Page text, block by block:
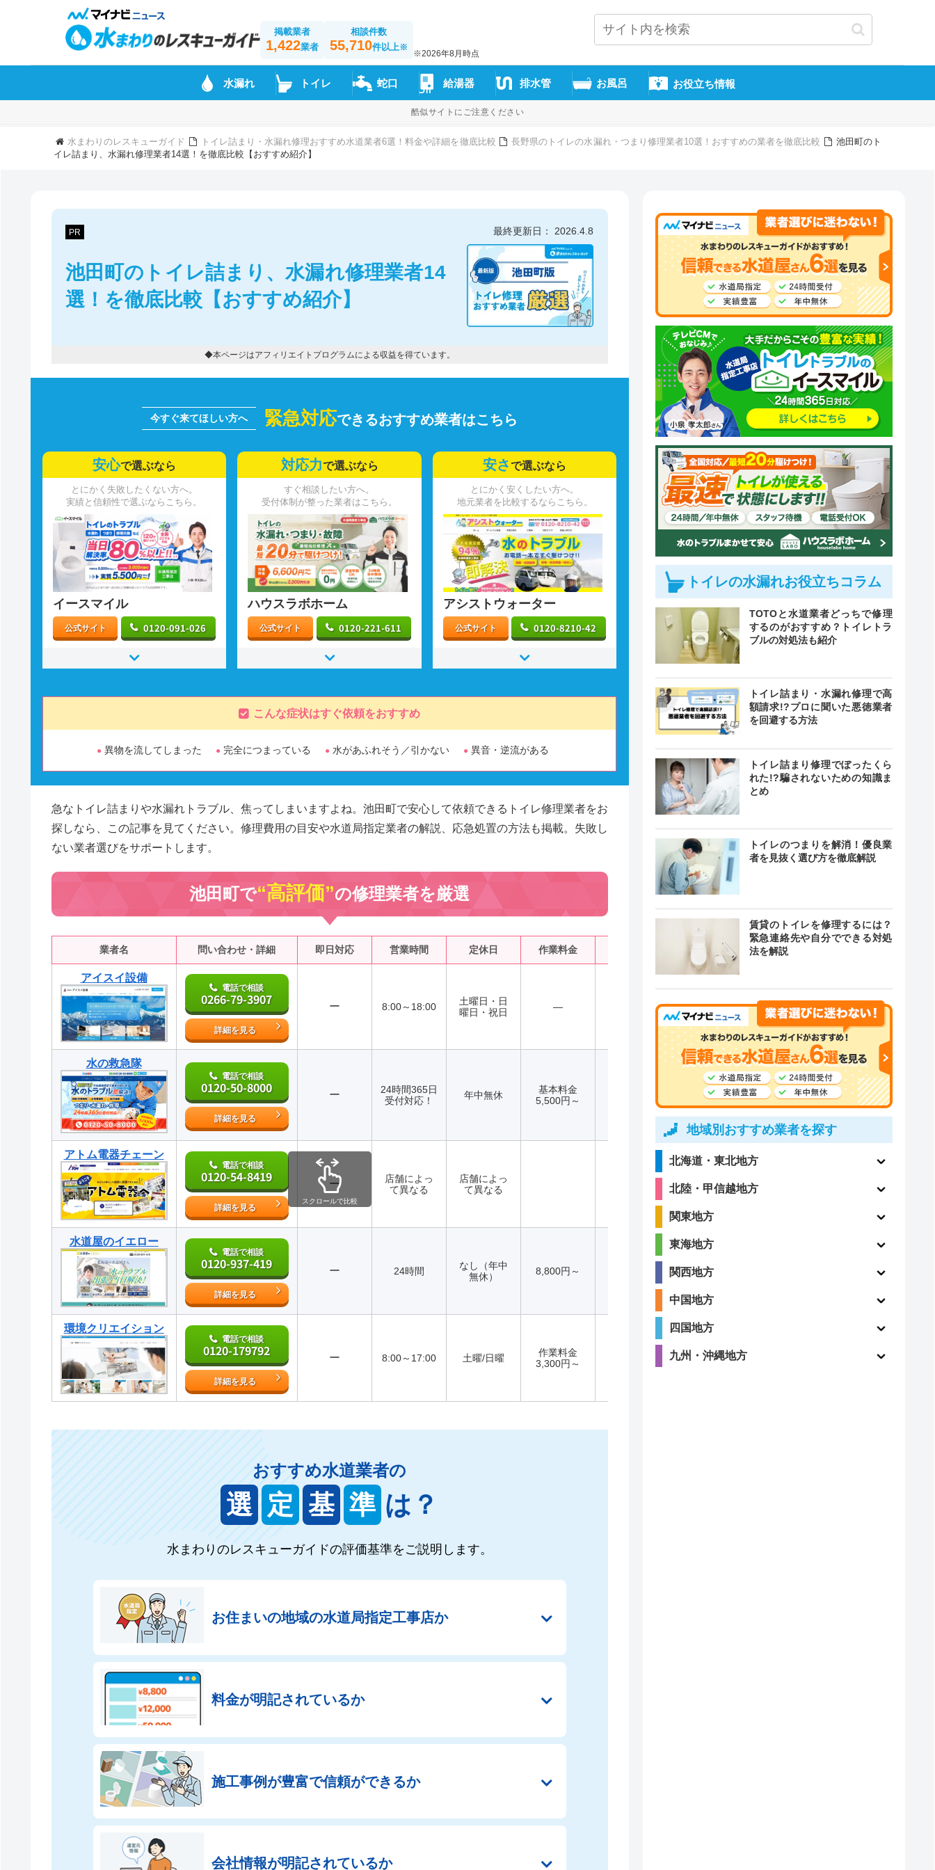
掲載業者
1,422業者
相談件数
55,710件以上※
※2026年8月時点
水漏れ トイレ 蛇口 給湯器 排水管 お風呂 お役立ち情報
酷似サイトにご注意ください
水まわりのレスキューガイド トイレ詰まり・水漏れ修理おすすめ水道業者6選！料金や詳細を徹底比較 長野県のトイレの水漏れ・つまり修理業者10選！おすすめの業者を徹底比較
池田町のト
イレ詰まり、水漏れ修理業者14選！を徹底比較【おすすめ紹介】
PR
池田町のトイレ詰まり、水漏れ修理業者14
選！を徹底比較【おすすめ紹介】
最終更新日： 2026.4.8
◆本ページはアフィリエイトプログラムによる収益を得ています。
緊急対応できるおすすめ業者はこちら
安心で選ぶなら
とにかく失敗したくない方へ。
実績と信頼性で選ぶならこちら。
イースマイル
公式サイト 0120-091-026
対応力で選ぶなら
すぐ相談したい方へ。
受付体制が整った業者はこちら。
ハウスラボホーム
公式サイト 0120-221-611
安さで選ぶなら
とにかく安くしたい方へ。
地元業者を比較するならこちら。
アシストウォーター
公式サイト 0120-8210-42
こんな症状はすぐ依頼をおすすめ
異物を流してしまった 完全につまっている 水があふれそう／引かない 異音・逆流がある
急なトイレ詰まりや水漏れトラブル、焦ってしまいますよね。池田町で安心して依頼できるトイレ修理業者をお
探しなら、この記事を見てください。修理費用の目安や水道局指定業者の解説、応急処置の方法も掲載。失敗し
ない業者選びをサポートします。
池田町で“高評価”の修理業者を厳選
業者名 問い合わせ・詳細 即日対応 営業時間 定休日 作業料金 クチコミ
アイスイ設備
電話で相談
0266-79-3907
詳細を見る
ー 8:00～18:00
土曜日・日
曜日・祝日
―
（1件）
水の救急隊
電話で相談
0120-50-8000
詳細を見る
ー
24時間365日
受付対応！
年中無休
基本料金
5,500円～
4.4
（99件）
アトム電器チェーン
電話で相談
0120-54-8419
詳細を見る
ー
店舗によっ
て異なる
店舗によっ
て異なる
水道屋のイエロー
電話で相談
0120-937-419
詳細を見る
ー 24時間
なし（年中
無休）
8,800円～ ー
環境クリエイション
電話で相談
0120-179792
詳細を見る
ー 8:00～17:00 土曜/日曜
作業料金
3,300円～
2.1
スクロールで比較
おすすめ水道業者の
選 定 基 準 は？
水まわりのレスキューガイドの評価基準をご説明します。
お住まいの地域の水道局指定工事店か
料金が明記されているか
施工事例が豊富で信頼ができるか
会社情報が明記されているか
トイレの水漏れお役立ちコラム
TOTOと水道業者どっちで修理
するのがおすすめ？トイレトラ
ブルの対処法も紹介
トイレ詰まり・水漏れ修理で高
額請求!?プロに聞いた悪徳業者
を回避する方法
トイレ詰まり修理でぼったくら
れた!?騙されないための知識ま
とめ
トイレのつまりを解消！優良業
者を見抜く選び方を徹底解説
賃貸のトイレを修理するには？
緊急連絡先や自分でできる対処
法を解説
地域別おすすめ業者を探す
北海道・東北地方
北陸・甲信越地方
関東地方
東海地方
関西地方
中国地方
四国地方
九州・沖縄地方